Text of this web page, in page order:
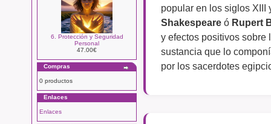
6. Protección y Seguridad
Personal
47.00€
Compras
0 productos
Enlaces
Enlaces
popular en los siglos
Shakespeare ó Rupert
y efectos positivos sobre
sustancia que lo
por los sacerdotes